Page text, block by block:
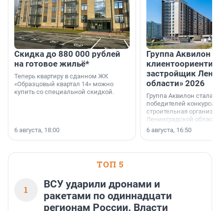
Скидка до 880 000 рублей
на готовое жильё*
Теперь квартиру в сданном ЖК
«Образцовый квартал 14» можно
купить со специальной скидкой.
6 августа, 18:00
Группа Аквилон
застройщик
области» 2026
Группа Аквилон стала
победителей конкурса
строительная
Ленинградской области
номинации «Самый
застройщик
области».
6 августа, 16:50
ТОП 5
1
ВСУ ударили дронами и
ракетами по одиннадцати
регионам России. Власти